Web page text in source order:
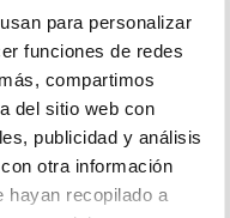
para personalizar
funciones de redes
compartimos
del sitio web con
publicidad y análisis
otra información
hayan recopilado a